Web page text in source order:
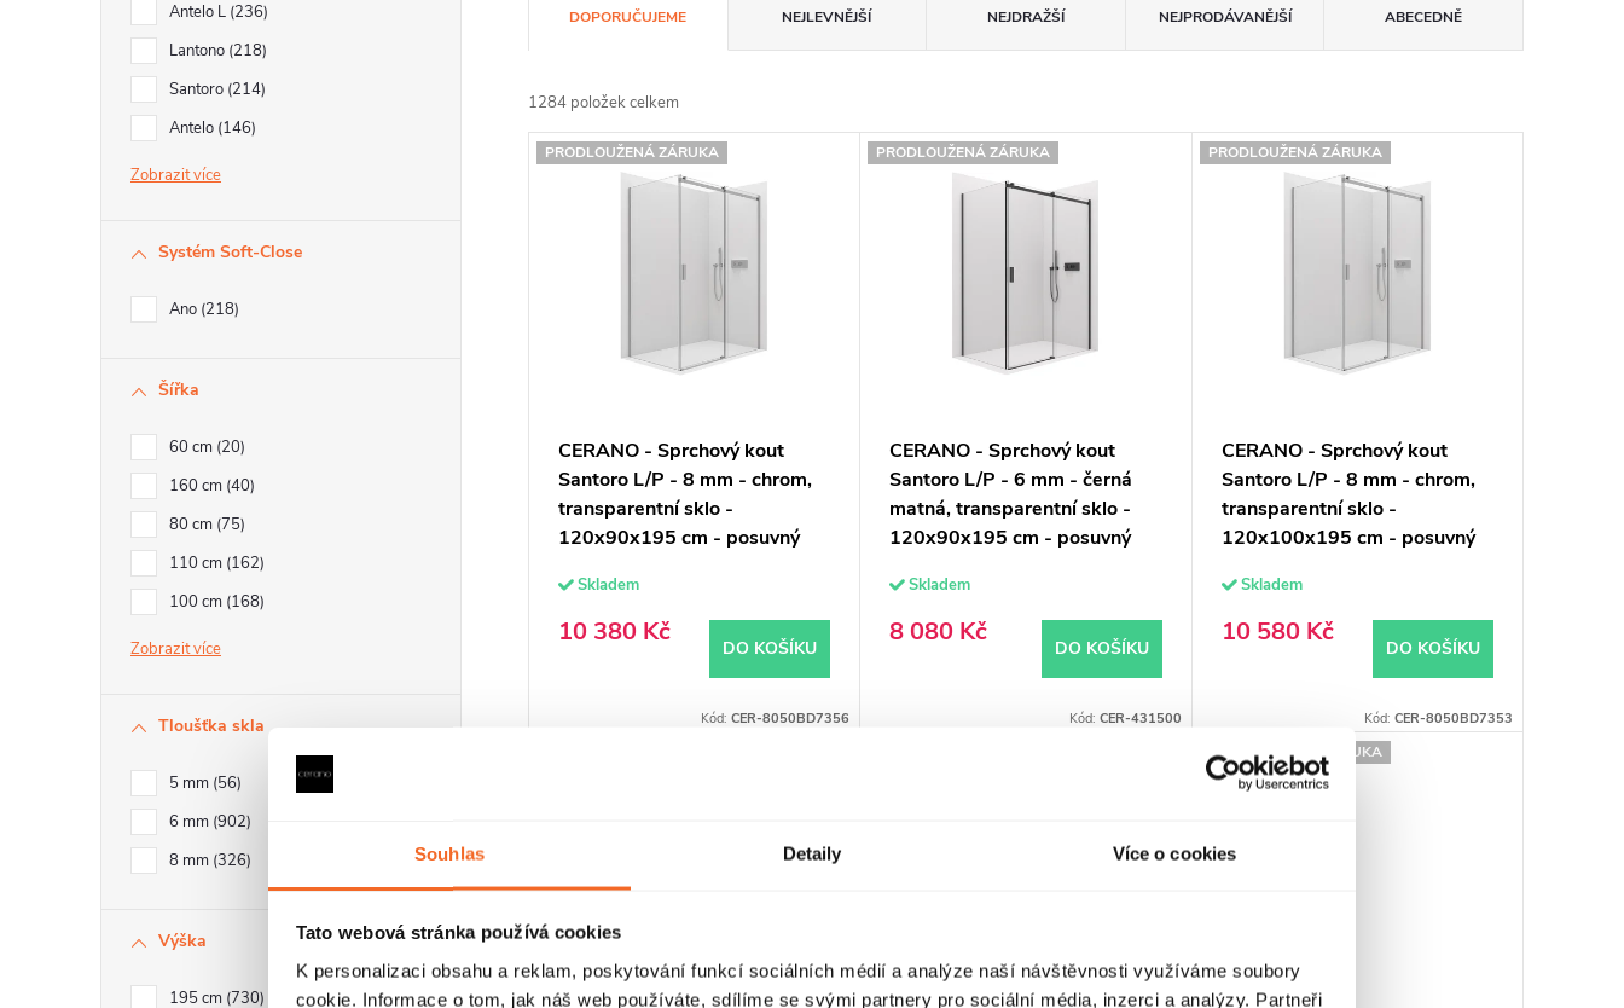
Souhlas Detaily Více o cookies
Tato webová stránka používá cookies
K personalizaci obsahu a reklam, poskytování funkcí sociálních médií a analýze naší návštěvnosti využíváme soubory
cookie. Informace o tom, jak náš web používáte, sdílíme se svými partnery pro sociální média, inzerci a analýzy. Partneři
Antelo L 236
Lantono 218
Santoro 214
Antelo 146
Zobrazit
Systém Soft-Close
Ano 218
Šířka
60 cm 20
160 cm 40
80 cm 75
110 cm 162
100 cm 168
Zobrazit
Tloušťka skla
5 mm 56
6 mm 902
8 mm 326
Výška
195 cm 730
a
z
e
DOPORUČUJEME NEJLEVNĚJŠÍ NEJDRAŽŠÍ NEJPRODÁVANĚJŠÍ ABECEDNĚ
1284 položek celkem
V
ů
PRODLOUŽENÁ ZÁRUKA
CERANO - Sprchový kout
Santoro L/P - 8 mm - chrom,
transparentní sklo -
120x90x195 cm - posuvný
Skladem
10 380 Kč
DO KOŠÍKU
Kód:CER-8050BD7356
PRODLOUŽENÁ ZÁRUKA
CERANO - Sprchový kout
Santoro L/P - 6 mm - černá
matná, transparentní sklo -
120x90x195 cm - posuvný
Skladem
8 080 Kč
DO KOŠÍKU
Kód: CER-431500
PRODLOUŽENÁ ZÁRUKA
CERANO - Sprchový kout
Santoro L/P - 8 mm - chrom,
transparentní sklo -
120x100x195 cm - posuvný
Skladem
10 580 Kč
DO KOŠÍKU
Kód: CER-8050BD7353
PRODLOUŽENÁ ZÁRUKA